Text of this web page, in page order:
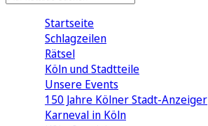
Startseite
Schlagzeilen
Rätsel
Köln und Stadtteile
Unsere Events
150 Jahre Kölner Stadt-Anzeiger
Karneval in Köln